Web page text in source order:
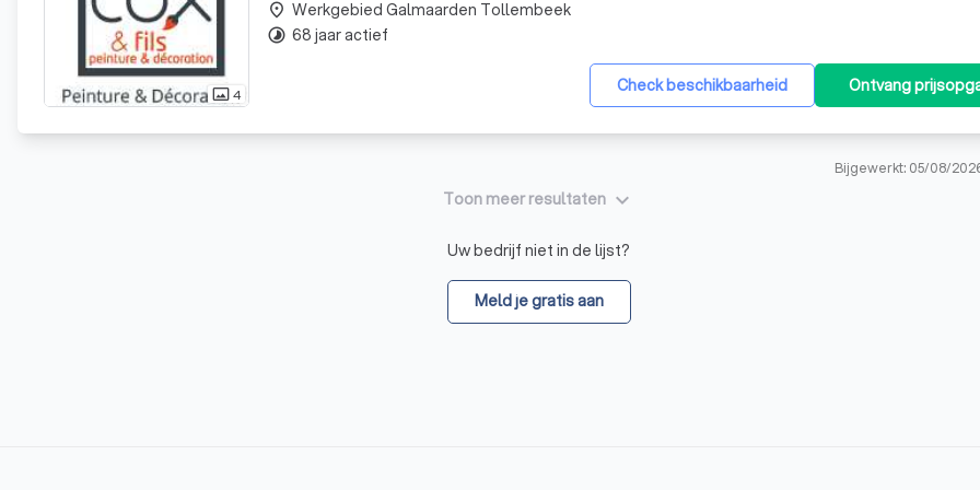
photo_size_select_actual4 Check beschikbaarheid Ontvang
place Werkgebied Galmaarden Tollembeek
timelapse 68 jaar actief
Bijgewerkt: 05/08/
Toon meer resultaten keyboard_arrow_down
Uw bedrijf niet in de lijst?
Meld je gratis aan